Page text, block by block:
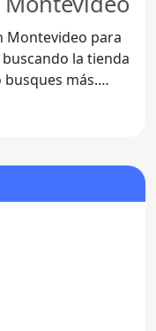
Montevideo para
más.